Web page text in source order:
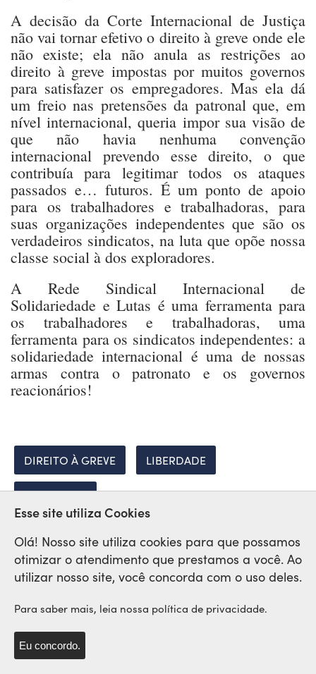
A decisão da Corte Internacional de Justiça
não vai tornar efetivo o direito à greve onde ele
não existe; ela não anula as restrições ao
direito à greve impostas por muitos governos
para satisfazer os empregadores. Mas ela dá
um freio nas pretensões da patronal que, em
nível internacional, queria impor sua visão de
que não havia nenhuma convenção
internacional prevendo esse direito, o que
contribuía para legitimar todos os ataques
passados e… futuros. É um ponto de apoio
para os trabalhadores e trabalhadoras, para
suas organizações independentes que são os
verdadeiros sindicatos, na luta que opõe nossa
classe social à dos exploradores.
A Rede Sindical Internacional de
Solidariedade e Lutas é uma ferramenta para
os trabalhadores e trabalhadoras, uma
ferramenta para os sindicatos independentes: a
solidariedade internacional é uma de nossas
armas contra o patronato e os governos
reacionários!
DIREITO À GREVE LIBERDADE
REPRESSÃO
Rede Sindical Internacional
Esse site utiliza Cookies
Olá! Nosso site utiliza cookies para que possamos
otimizar o atendimento que prestamos a você. Ao
utilizar nosso site, você concorda com o uso deles.
Para saber mais, leia nossa política de privacidade.
Eu concordo.